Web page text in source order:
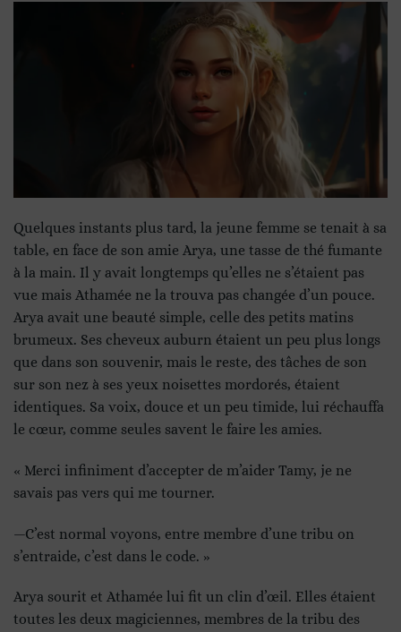
Quelques instants plus tard, la jeune femme se tenait à sa
table, en face de son amie Arya, une tasse de thé fumante
à la main. Il y avait longtemps qu’elles ne s’étaient pas
vue mais Athamée ne la trouva pas changée d’un pouce.
Arya avait une beauté simple, celle des petits matins
brumeux. Ses cheveux auburn étaient un peu plus longs
que dans son souvenir, mais le reste, des tâches de son
sur son nez à ses yeux noisettes mordorés, étaient
identiques. Sa voix, douce et un peu timide, lui réchauffa
le cœur, comme seules savent le faire les amies.
« Merci infiniment d’accepter de m’aider Tamy, je ne
savais pas vers qui me tourner.
—C’est normal voyons, entre membre d’une tribu on
s’entraide, c’est dans le code. »
Arya sourit et Athamée lui fit un clin d’œil. Elles étaient
toutes les deux magiciennes, membres de la tribu des